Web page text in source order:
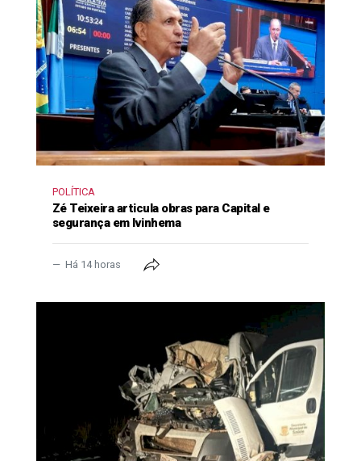
POLÍTICA
Zé Teixeira articula obras para Capital e
segurança em Ivinhema
Há 14 horas